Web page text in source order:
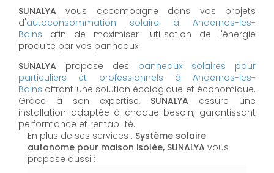
SUNALYA vous accompagne dans vos projets
d'autoconsommation solaire à Andernos-les-
Bains afin de maximiser l'utilisation de l'énergie
produite par vos panneaux.
SUNALYA propose des panneaux solaires pour
particuliers et professionnels à Andernos-les-
Bains offrant une solution écologique et économique.
Grâce à son expertise, SUNALYA assure une
installation adaptée à chaque besoin, garantissant
performance et rentabilité.
En plus de ses services : Système solaire
autonome pour maison isolée, SUNALYA vous
propose aussi :